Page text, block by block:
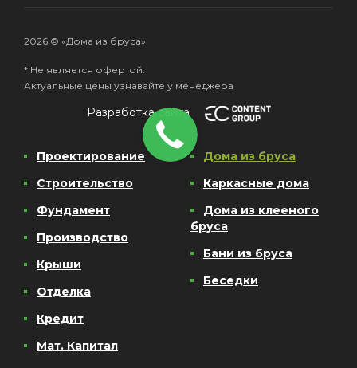
2026 © «Дома из бруса»
* Не является офертой.
Актуальные цены узнавайте у менеджера
Разработка сайта
Проектирование
Строительство
Фундамент
Производство
Крыши
Отделка
Кредит
Мат. Капитал
Дома из бруса
Каркасные дома
Дома из клееного
бруса
Бани из бруса
Беседки